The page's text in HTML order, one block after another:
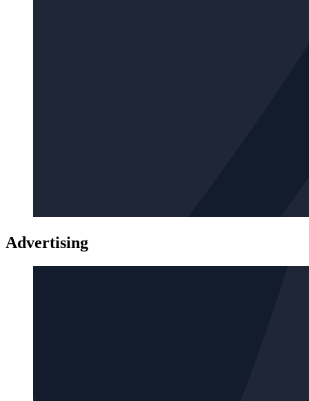
Advertising